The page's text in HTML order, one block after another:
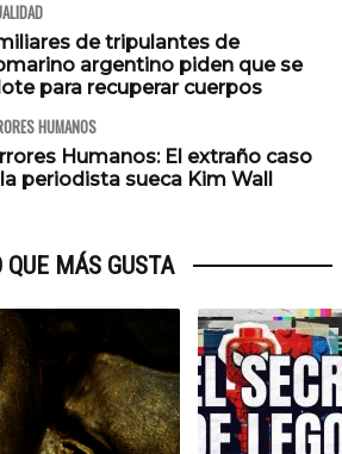
de tripulantes de
argentino piden que se
para recuperar cuerpos
HUMANOS
Humanos: El extraño caso
periodista sueca Kim Wall
QUE MÁS GUSTA